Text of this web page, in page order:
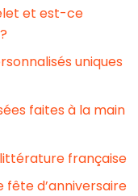
et est-ce
uniques
faites à la main
française
d’anniversaire